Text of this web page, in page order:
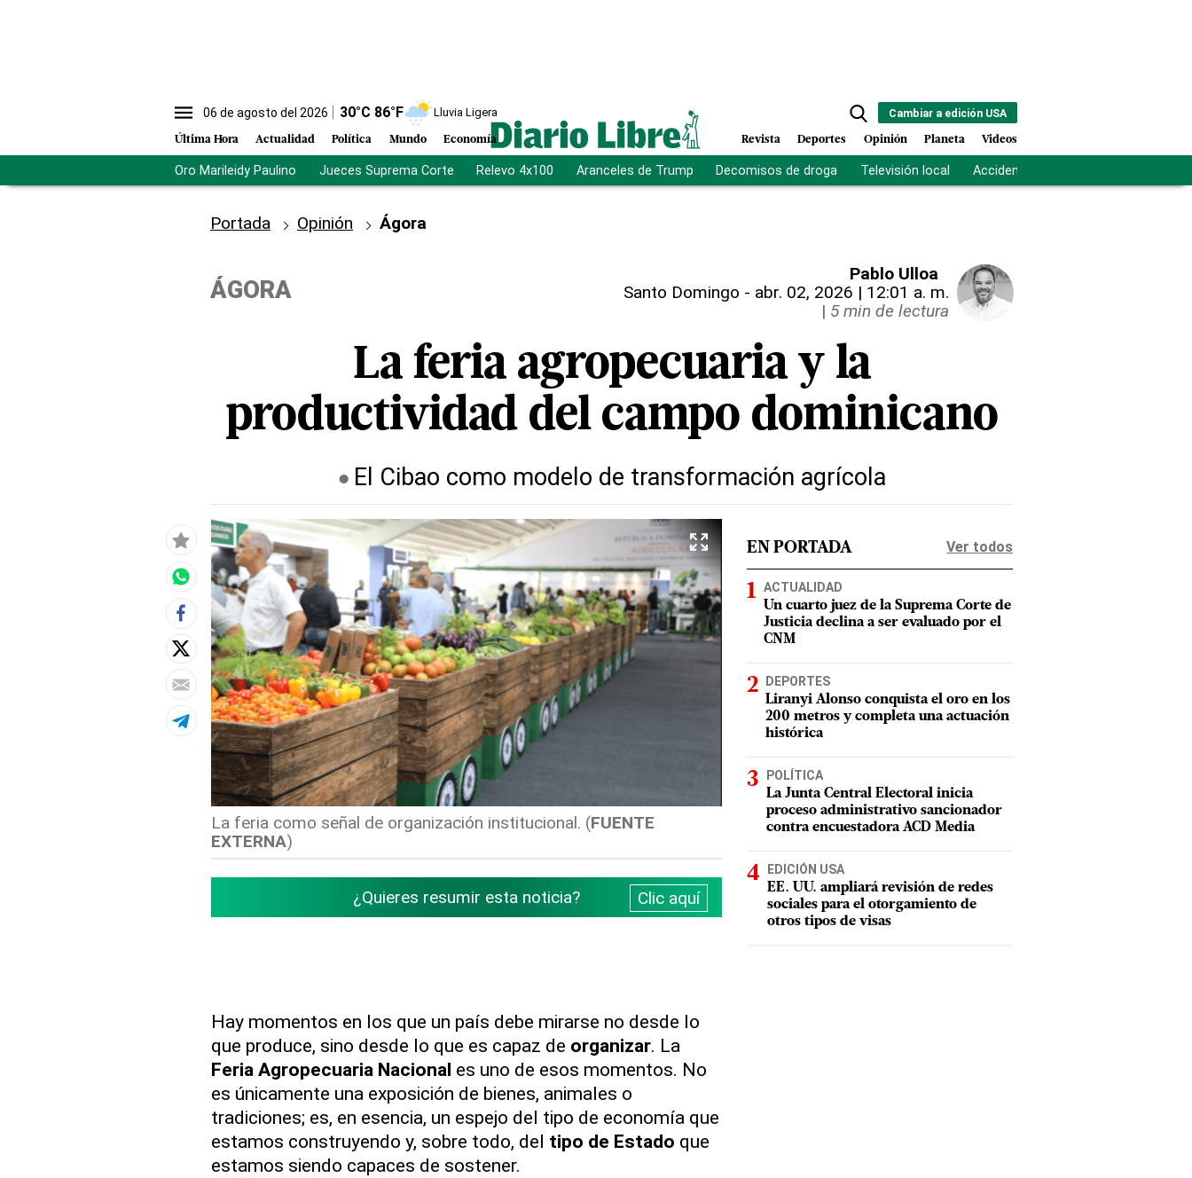
06 de agosto del 2026 30°C 86°F Lluvia Ligera
Última Hora Actualidad Política Mundo Economía
Cambiar a edición USA
Revista Deportes Opinión Planeta Videos
Oro Marileidy Paulino Jueces Suprema Corte Relevo 4x100 Aranceles de Trump Decomisos de droga Televisión local Accidente Los Ríos
Portada Opinión Ágora
ÁGORA
Pablo Ulloa
Santo Domingo - abr. 02, 2026 | 12:01 a. m.
| 5 min de lectura
La feria agropecuaria y la
productividad del campo dominicano
El Cibao como modelo de transformación agrícola
La feria como señal de organización institucional. (FUENTE
EXTERNA)
¿Quieres resumir esta noticia? Clic aquí
Hay momentos en los que un país debe mirarse no desde lo
que produce, sino desde lo que es capaz de organizar. La
Feria Agropecuaria Nacional es uno de esos momentos. No
es únicamente una exposición de bienes, animales o
tradiciones; es, en esencia, un espejo del tipo de economía que
estamos construyendo y, sobre todo, del tipo de Estado que
estamos siendo capaces de sostener.
EN PORTADA Ver todos
ACTUALIDAD
Un cuarto juez de la Suprema Corte de
Justicia declina a ser evaluado por el
CNM
DEPORTES
Liranyi Alonso conquista el oro en los
200 metros y completa una actuación
histórica
POLÍTICA
La Junta Central Electoral inicia
proceso administrativo sancionador
contra encuestadora ACD Media
EDICIÓN USA
EE. UU. ampliará revisión de redes
sociales para el otorgamiento de
otros tipos de visas